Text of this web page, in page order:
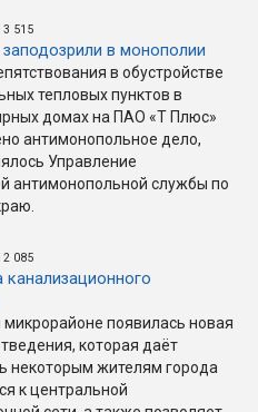
3 515
в монополии
в обустройстве
тепловых пунктов в
домах на ПАО «Т Плюс»
антимонопольное дело,
Управление
антимонопольной службы по
2 085
канализационного
микрорайоне появилась новая
которая даёт
некоторым жителям города
к центральной